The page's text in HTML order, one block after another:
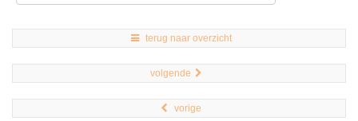
terug naar overzicht
volgende
vorige